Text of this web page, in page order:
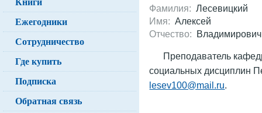
Фамилия: Лесевицкий
Имя: Алексей
Отчество: Владимирович
Преподаватель
социальных дисциплин
lesev100@mail.ru.
Ежегодники
Сотрудничество
Где купить
Подписка
Обратная связь